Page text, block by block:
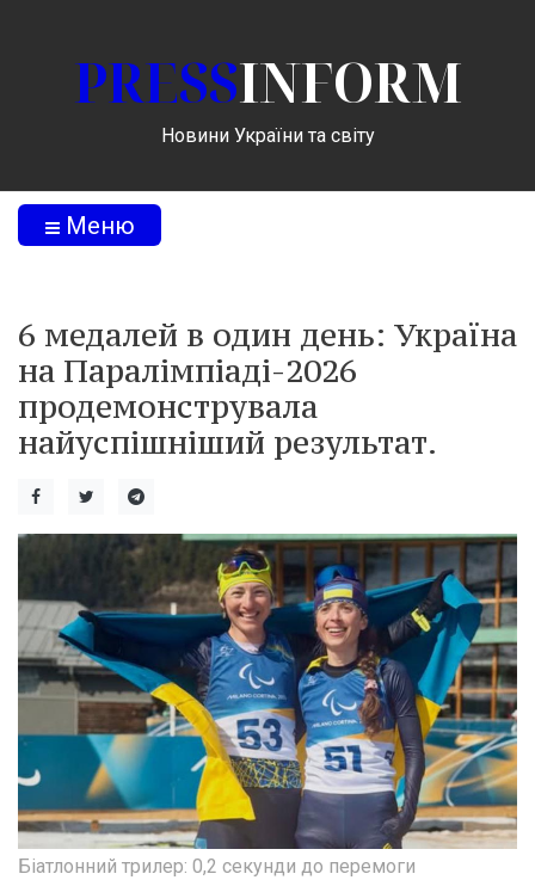
PRESSINFORM
Новини України та світу
Меню
6 медалей в один день: Україна
на Паралімпіаді-2026
продемонструвала
найуспішніший результат.
Біатлонний трилер: 0,2 секунди до перемоги